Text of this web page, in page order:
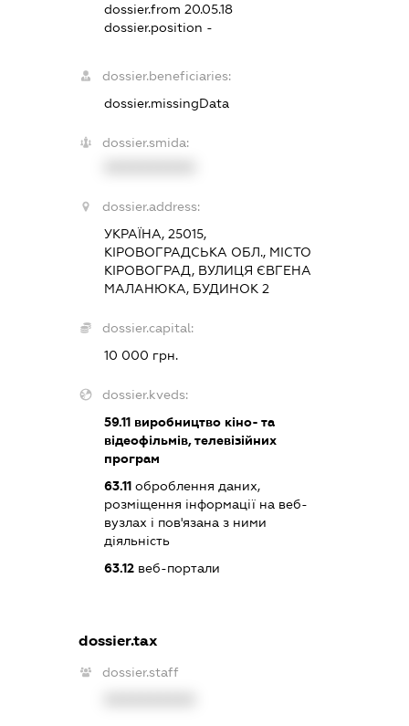
dossier.from 20.05.18
dossier.position -
dossier.beneficiaries:
dossier.missingData
dossier.smida:
dossier.address:
УКРАЇНА, 25015,
КІРОВОГРАДСЬКА ОБЛ., МІСТО
КІРОВОГРАД, ВУЛИЦЯ ЄВГЕНА
МАЛАНЮКА, БУДИНОК 2
dossier.capital:
10 000 грн.
dossier.kveds:
59.11 виробництво кіно- та
відеофільмів, телевізійних
програм
63.11 оброблення даних,
розміщення інформації на веб-
вузлах і пов'язана з ними
діяльність
63.12 веб-портали
dossier.tax
dossier.staff